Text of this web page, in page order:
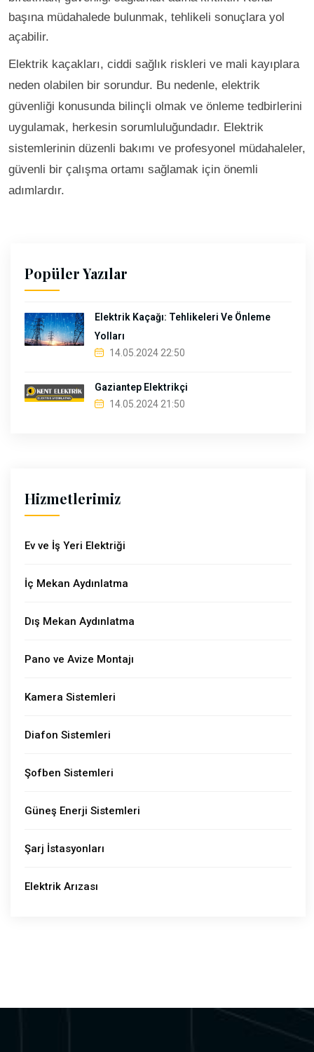
başına müdahalede bulunmak, tehlikeli sonuçlara yol
açabilir.
Elektrik kaçakları, ciddi sağlık riskleri ve mali kayıplara
neden olabilen bir sorundur. Bu nedenle, elektrik
güvenliği konusunda bilinçli olmak ve önleme tedbirlerini
uygulamak, herkesin sorumluluğundadır. Elektrik
sistemlerinin düzenli bakımı ve profesyonel müdahaleler,
güvenli bir çalışma ortamı sağlamak için önemli
adımlardır.
Popüler Yazılar
Elektrik Kaçağı: Tehlikeleri Ve Önleme
Yolları
14.05.2024 22:50
Gaziantep Elektrikçi
14.05.2024 21:50
Hizmetlerimiz
Ev ve İş Yeri Elektriği
İç Mekan Aydınlatma
Dış Mekan Aydınlatma
Pano ve Avize Montajı
Kamera Sistemleri
Diafon Sistemleri
Şofben Sistemleri
Güneş Enerji Sistemleri
Şarj İstasyonları
Elektrik Arızası